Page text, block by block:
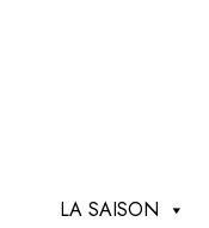
LA SAISON